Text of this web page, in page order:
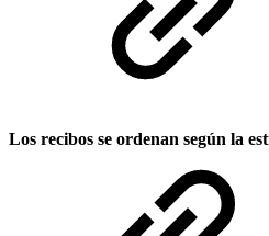
Los recibos se ordenan según la